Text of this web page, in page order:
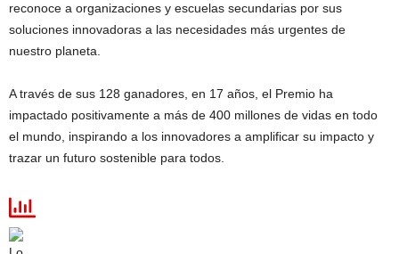
reconoce a organizaciones y escuelas secundarias por sus
soluciones innovadoras a las necesidades más urgentes de
nuestro planeta.
A través de sus 128 ganadores, en 17 años, el Premio ha
impactado positivamente a más de 400 millones de vidas en todo
el mundo, inspirando a los innovadores a amplificar su impacto y
trazar un futuro sostenible para todos.